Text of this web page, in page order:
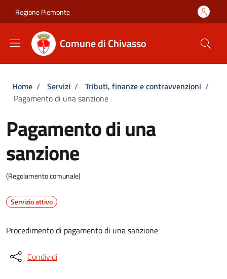
Regione Piemonte
Comune di Chivasso
Briciole di pane
Home / Servizi / Tributi, finanze e contravvenzioni /
Pagamento di una sanzione
Pagamento di una
sanzione
(Regolamento comunale)
Servizio attivo
Procedimento di pagamento di una sanzione
Condividi